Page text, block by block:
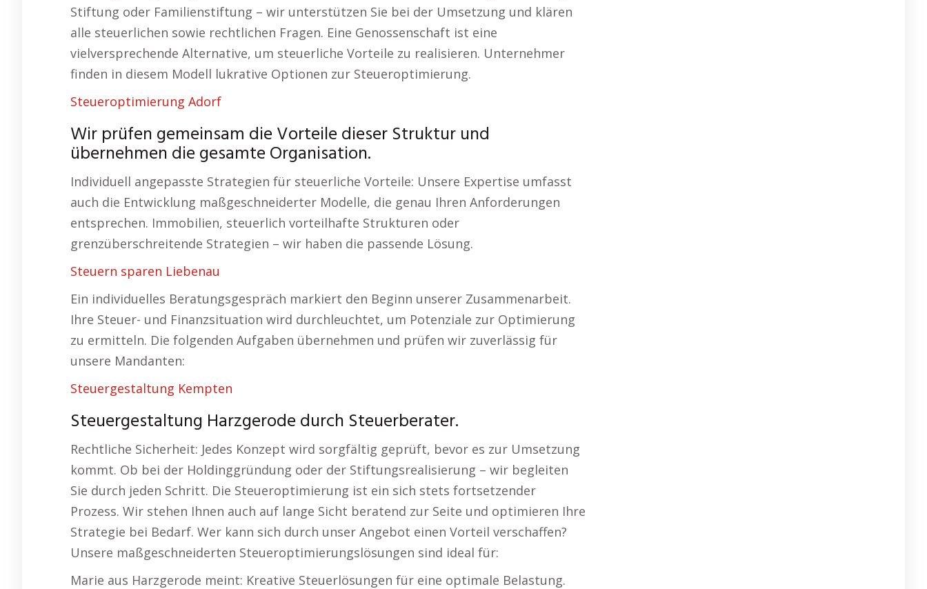
Stiftung oder Familienstiftung – wir unterstützen Sie bei der Umsetzung und klären
alle steuerlichen sowie rechtlichen Fragen. Eine Genossenschaft ist eine
vielversprechende Alternative, um steuerliche Vorteile zu realisieren. Unternehmer
finden in diesem Modell lukrative Optionen zur Steueroptimierung.
Steueroptimierung Adorf
Wir prüfen gemeinsam die Vorteile dieser Struktur und
übernehmen die gesamte Organisation.
Individuell angepasste Strategien für steuerliche Vorteile: Unsere Expertise umfasst
auch die Entwicklung maßgeschneiderter Modelle, die genau Ihren Anforderungen
entsprechen. Immobilien, steuerlich vorteilhafte Strukturen oder
grenzüberschreitende Strategien – wir haben die passende Lösung.
Steuern sparen Liebenau
Ein individuelles Beratungsgespräch markiert den Beginn unserer Zusammenarbeit.
Ihre Steuer- und Finanzsituation wird durchleuchtet, um Potenziale zur Optimierung
zu ermitteln. Die folgenden Aufgaben übernehmen und prüfen wir zuverlässig für
unsere Mandanten:
Steuergestaltung Kempten
Steuergestaltung Harzgerode durch Steuerberater.
Rechtliche Sicherheit: Jedes Konzept wird sorgfältig geprüft, bevor es zur Umsetzung
kommt. Ob bei der Holdinggründung oder der Stiftungsrealisierung – wir begleiten
Sie durch jeden Schritt. Die Steueroptimierung ist ein sich stets fortsetzender
Prozess. Wir stehen Ihnen auch auf lange Sicht beratend zur Seite und optimieren Ihre
Strategie bei Bedarf. Wer kann sich durch unser Angebot einen Vorteil verschaffen?
Unsere maßgeschneiderten Steueroptimierungslösungen sind ideal für:
Marie aus Harzgerode meint: Kreative Steuerlösungen für eine optimale Belastung.